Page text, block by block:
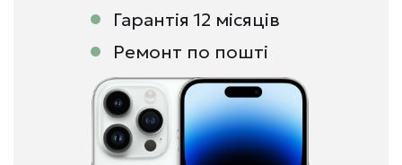
Гарантія 12 місяців
Ремонт по пошті